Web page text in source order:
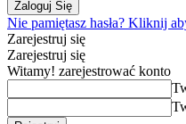
Nie pamiętasz hasła? Kliknij
Zarejestruj się
Zarejestruj się
Witamy! zarejestrować konto